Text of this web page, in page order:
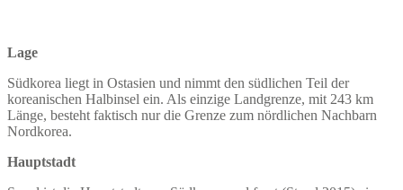
Lage
Südkorea liegt in Ostasien und nimmt den südlichen Teil der
koreanischen Halbinsel ein. Als einzige Landgrenze, mit 243 km
Länge, besteht faktisch nur die Grenze zum nördlichen Nachbarn
Nordkorea.
Hauptstadt